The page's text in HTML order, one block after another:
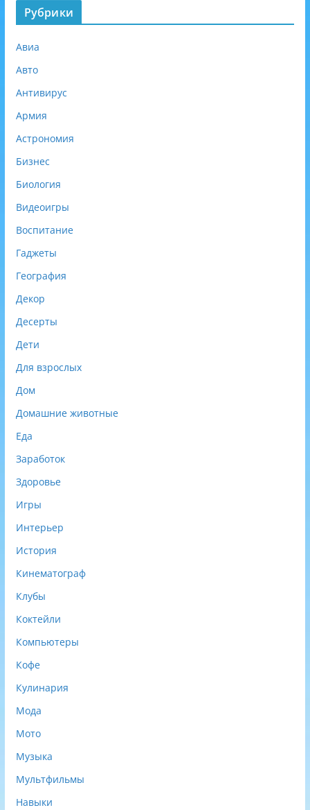
Рубрики
Авиа
Авто
Антивирус
Армия
Астрономия
Бизнес
Биология
Видеоигры
Воспитание
Гаджеты
География
Декор
Десерты
Дети
Для взрослых
Дом
Домашние животные
Еда
Заработок
Здоровье
Игры
Интерьер
История
Кинематограф
Клубы
Коктейли
Компьютеры
Кофе
Кулинария
Мода
Мото
Музыка
Мультфильмы
Навыки